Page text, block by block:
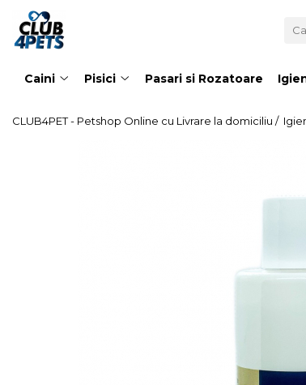
Caini
Hrana uscata
Pisici
Asternut & Litiere
Igiena&Cosmetica
Sampon&Balsam
Caini Pisici Pasari si Rozatoare
CLUB4PET - Petshop Online cu Livrare la domiciliu /